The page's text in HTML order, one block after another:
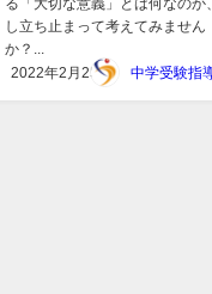
る「大切な意義」とは何なのか
し立ち止まって考えてみません
か？...
2022年2月25日